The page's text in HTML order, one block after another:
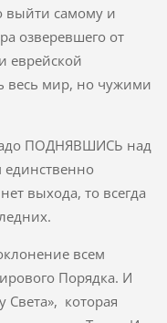
выйти самому и
озверевшего от
еврейской
весь мир, но чужими
ПОДНЯВШИСЬ над
единственно
выхода, то всегда
всем
Порядка. И
Света», которая